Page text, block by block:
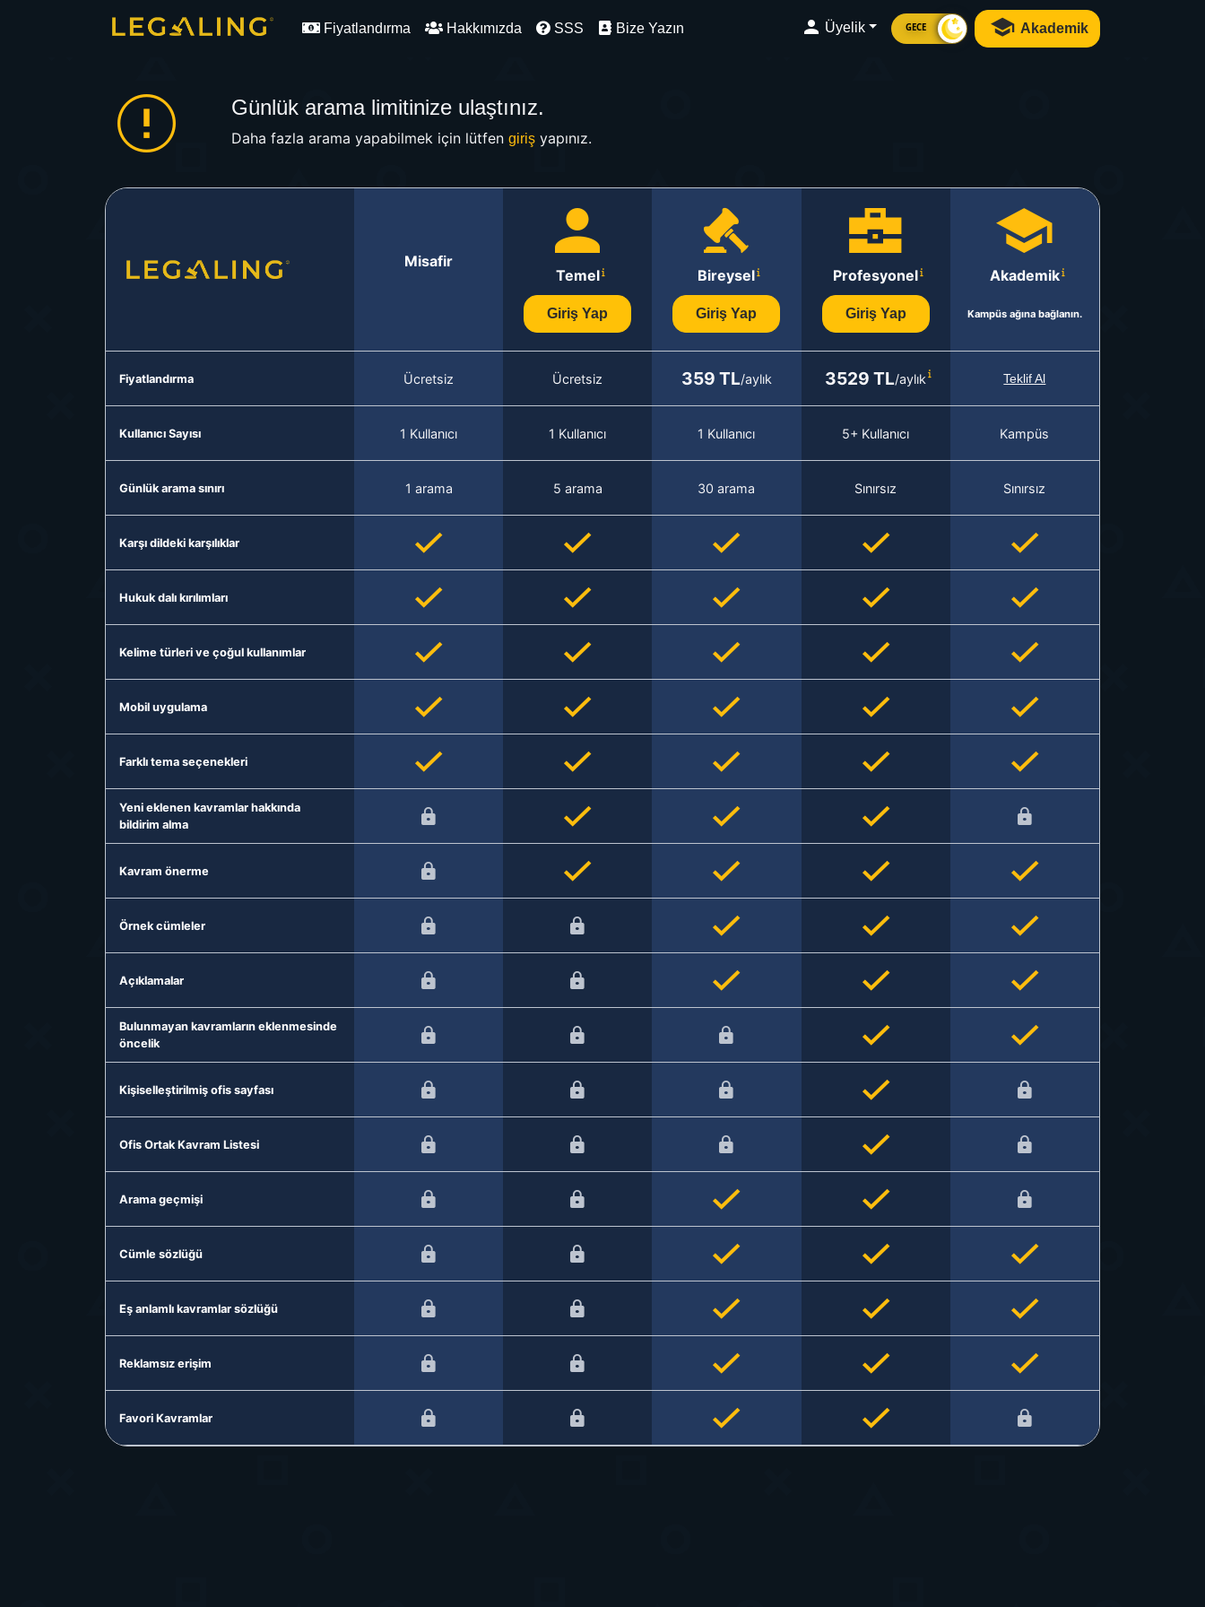
Fiyatlandırma Hakkımızda SSS Bize Yazın Üyelik GECE Akademik
Günlük arama limitinize ulaştınız.
Daha fazla arama yapabilmek için lütfen girişyapınız.
Misafir
Temel
Giriş Yap
Bireysel
Giriş Yap
Profesyonel
Giriş Yap
Akademik
Kampüs ağına bağlanın.
Fiyatlandırma Ücretsiz Ücretsiz 359 TL/aylık 3529 TL/aylık Teklif Al
Kullanıcı Sayısı 1 Kullanıcı 1 Kullanıcı 1 Kullanıcı 5+ Kullanıcı Kampüs
Günlük arama sınırı 1 arama 5 arama 30 arama Sınırsız Sınırsız
Karşı dildeki karşılıklar
Hukuk dalı kırılımları
Kelime türleri ve çoğul kullanımlar
Mobil uygulama
Farklı tema seçenekleri
Yeni eklenen kavramlar hakkında
bildirim alma
Kavram önerme
Örnek cümleler
Açıklamalar
Bulunmayan kavramların eklenmesinde
öncelik
Kişiselleştirilmiş ofis sayfası
Ofis Ortak Kavram Listesi
Arama geçmişi
Cümle sözlüğü
Eş anlamlı kavramlar sözlüğü
Reklamsız erişim
Favori Kavramlar